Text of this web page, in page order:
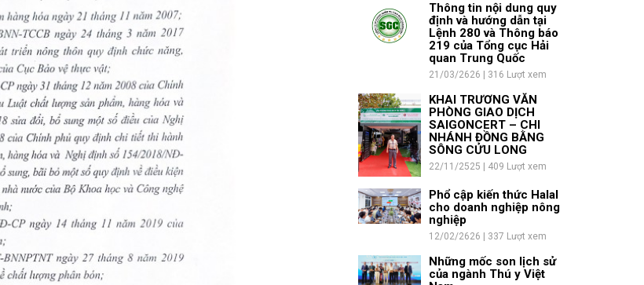
Thông tin nội dung quy
định và hướng dẫn tại
Lệnh 280 và Thông báo
219 của Tổng cục Hải
quan Trung Quốc
21/03/2626 | 316 Lượt xem
KHAI TRƯƠNG VĂN
PHÒNG GIAO DỊCH
SAIGONCERT – CHI
NHÁNH ĐỒNG BẰNG
SÔNG CỬU LONG
22/11/2525 | 409 Lượt xem
Phổ cập kiến thức Halal
cho doanh nghiệp nông
nghiệp
12/02/2626 | 337 Lượt xem
Những mốc son lịch sử
của ngành Thú y Việt